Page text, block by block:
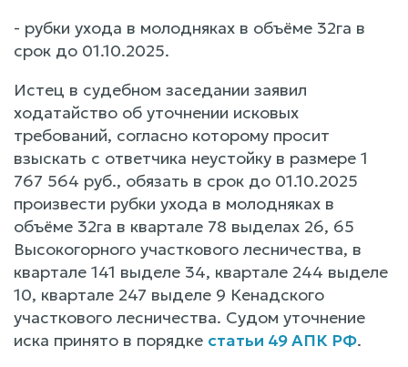
- рубки ухода в молодняках в объёме 32га в
срок до 01.10.2025.
Истец в судебном заседании заявил
ходатайство об уточнении исковых
требований, согласно которому просит
взыскать с ответчика неустойку в размере 1
767 564 руб., обязать в срок до 01.10.2025
произвести рубки ухода в молодняках в
объёме 32га в квартале 78 выделах 26, 65
Высокогорного участкового лесничества, в
квартале 141 выделе 34, квартале 244 выделе
10, квартале 247 выделе 9 Кенадского
участкового лесничества. Судом уточнение
иска принято в порядке статьи 49 АПК РФ.